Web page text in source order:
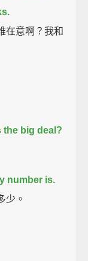
在意啊？我和
the big deal?
number is.
少。